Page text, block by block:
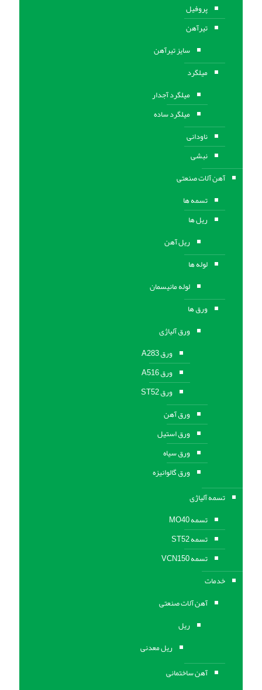
پروفیل
تیرآهن
سایز تیرآهن
میلگرد
میلگرد آجدار
میلگرد ساده
ناودانی
نبشی
آهن آلات صنعتی
تسمه ها
ریل ها
ریل آهن
لوله ها
لوله مانیسمان
ورق ها
ورق آلیاژی
ورق A283
ورق A516
ورق ST52
ورق آهن
ورق استیل
ورق سیاه
ورق گالوانیزه
تسمه آلیاژی
تسمه MO40
تسمه ST52
تسمه VCN150
خدمات
آهن آلات صنعتی
ریل
ریل معدنی
آهن ساختمانی